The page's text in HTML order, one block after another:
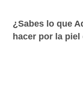
¿Sabes lo que
hacer por la piel